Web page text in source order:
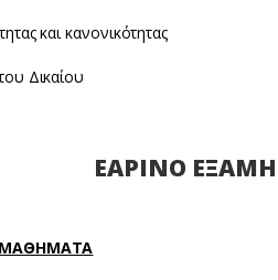
και κανονικότητας
Δικαίου
ΕΑΡΙΝΟ
ΜΑΘΗΜΑΤΑ